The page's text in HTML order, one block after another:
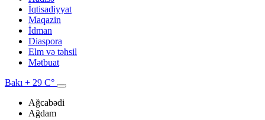
İqtisadiyyat
Maqazin
İdman
Diaspora
Elm və təhsil
Mətbuat
Bakı + 29 C°
Ağcabədi
Ağdam